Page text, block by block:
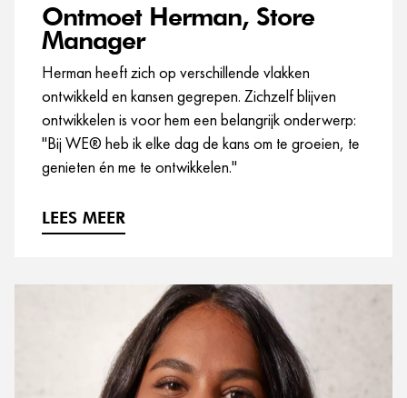
Ontmoet Herman, Store
Manager
Herman heeft zich op verschillende vlakken
ontwikkeld en kansen gegrepen. Zichzelf blijven
ontwikkelen is voor hem een belangrijk onderwerp:
"Bij WE® heb ik elke dag de kans om te groeien, te
genieten én me te ontwikkelen."
LEES MEER